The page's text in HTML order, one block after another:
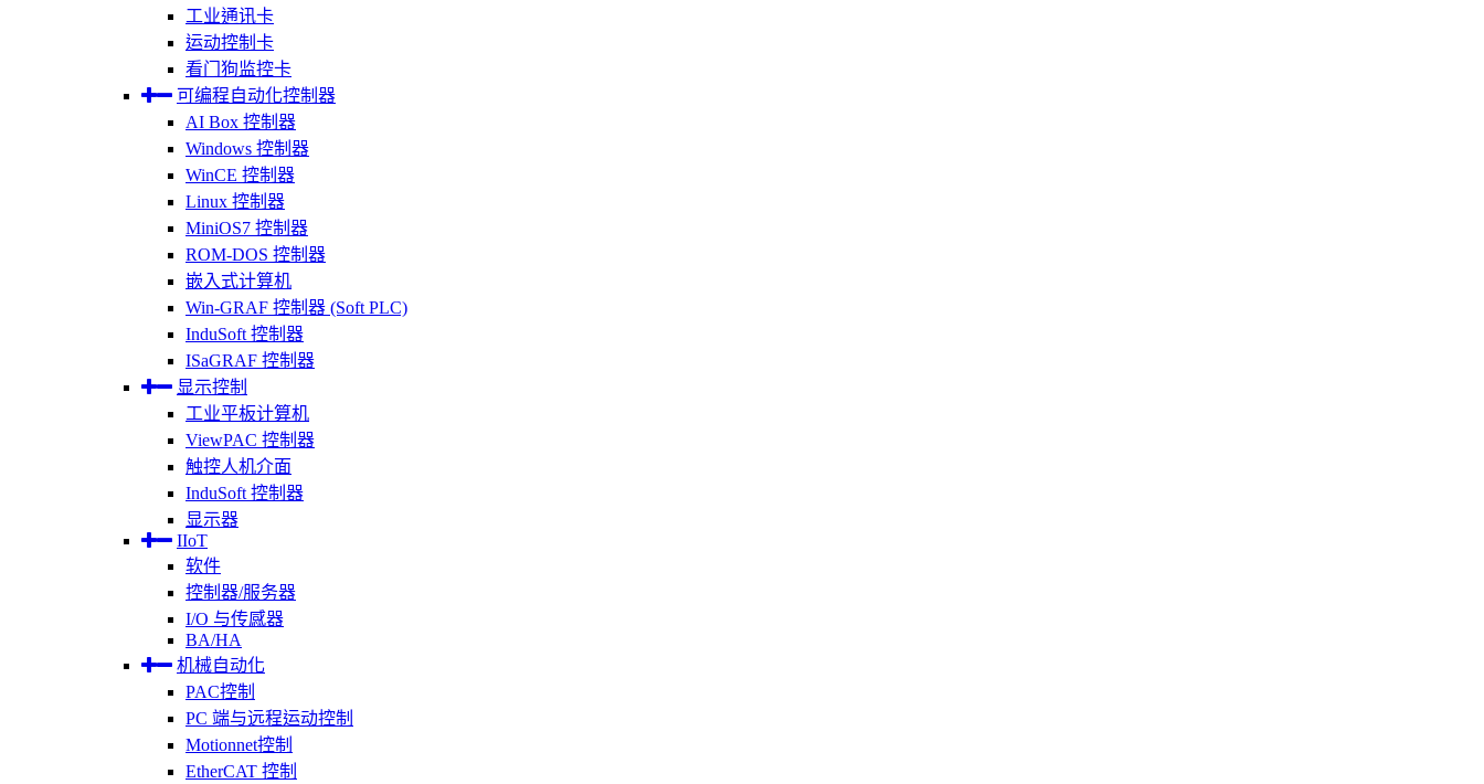
工业通讯卡
运动控制卡
看门狗监控卡
可编程自动化控制器
AI Box 控制器
Windows 控制器
WinCE 控制器
Linux 控制器
MiniOS7 控制器
ROM-DOS 控制器
嵌入式计算机
Win-GRAF 控制器 (Soft PLC)
InduSoft 控制器
ISaGRAF 控制器
显示控制
工业平板计算机
ViewPAC 控制器
触控人机介面
InduSoft 控制器
显示器
IIoT
软件
控制器/服务器
I/O 与传感器
BA/HA
机械自动化
PAC控制
PC 端与远程运动控制
Motionnet控制
EtherCAT 控制